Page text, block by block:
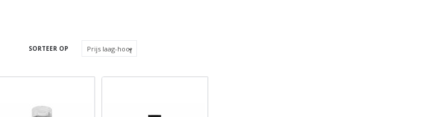
SORTEER OP